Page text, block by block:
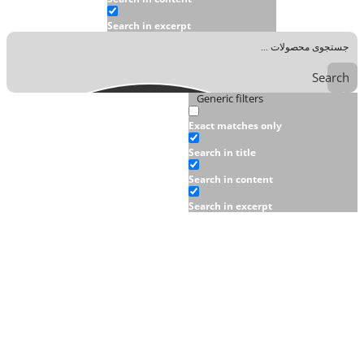
Search in excerpt
Search
Generic filters
Exact matches only
Search in title
Search in content
Search in excerpt